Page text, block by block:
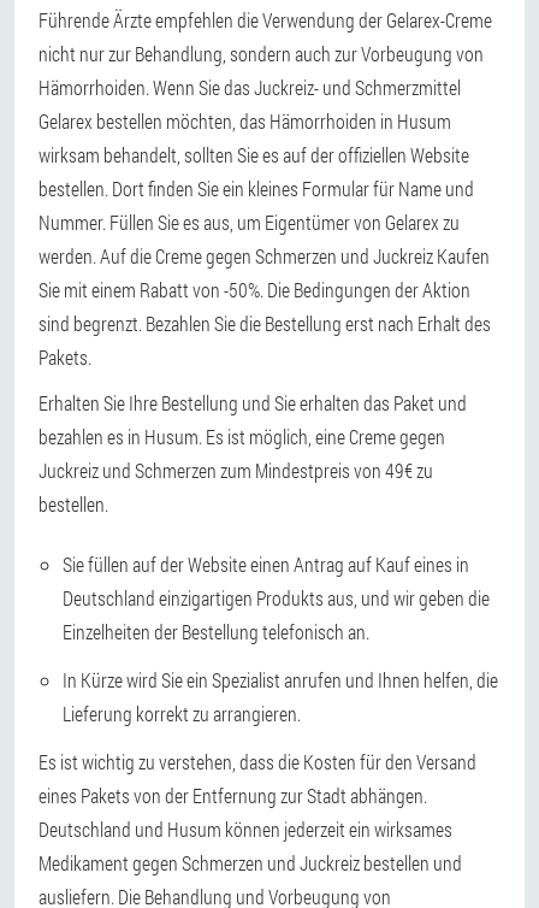
Führende Ärzte empfehlen die Verwendung der Gelarex-Creme
nicht nur zur Behandlung, sondern auch zur Vorbeugung von
Hämorrhoiden. Wenn Sie das Juckreiz- und Schmerzmittel
Gelarex bestellen möchten, das Hämorrhoiden in Husum
wirksam behandelt, sollten Sie es auf der offiziellen Website
bestellen. Dort finden Sie ein kleines Formular für Name und
Nummer. Füllen Sie es aus, um Eigentümer von Gelarex zu
werden. Auf die Creme gegen Schmerzen und Juckreiz Kaufen
Sie mit einem Rabatt von -50%. Die Bedingungen der Aktion
sind begrenzt. Bezahlen Sie die Bestellung erst nach Erhalt des
Pakets.
Erhalten Sie Ihre Bestellung und Sie erhalten das Paket und
bezahlen es in Husum. Es ist möglich, eine Creme gegen
Juckreiz und Schmerzen zum Mindestpreis von 49€ zu
bestellen.
Sie füllen auf der Website einen Antrag auf Kauf eines in
Deutschland einzigartigen Produkts aus, und wir geben die
Einzelheiten der Bestellung telefonisch an.
In Kürze wird Sie ein Spezialist anrufen und Ihnen helfen, die
Lieferung korrekt zu arrangieren.
Es ist wichtig zu verstehen, dass die Kosten für den Versand
eines Pakets von der Entfernung zur Stadt abhängen.
Deutschland und Husum können jederzeit ein wirksames
Medikament gegen Schmerzen und Juckreiz bestellen und
ausliefern. Die Behandlung und Vorbeugung von